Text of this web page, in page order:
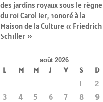
des jardins royaux sous le règne
du roi Carol Ier, honoré à la
Maison de la Culture « Friedrich
Schiller »
août 2026
L M M J V S
D
1
2
3
4 5 6 7 8
9